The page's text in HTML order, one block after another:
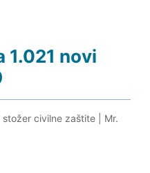
1.021 novi
stožer civilne zaštite| Mr.